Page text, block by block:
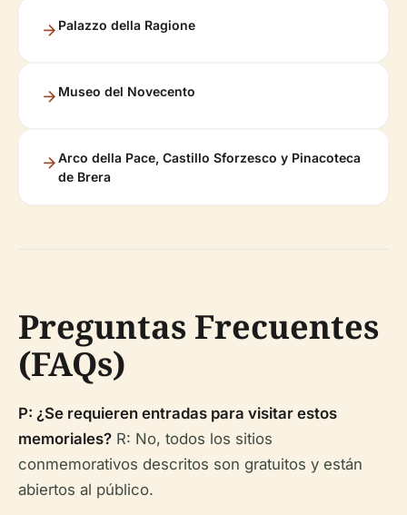
Palazzo della Ragione
Museo del Novecento
Arco della Pace, Castillo Sforzesco y Pinacoteca
de Brera
Preguntas Frecuentes
(FAQs)
P: ¿Se requieren entradas para visitar estos
memoriales? R: No, todos los sitios
conmemorativos descritos son gratuitos y están
abiertos al público.